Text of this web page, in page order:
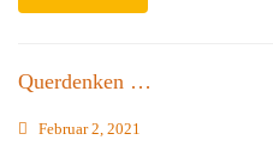
Querdenken …
Februar 2, 2021